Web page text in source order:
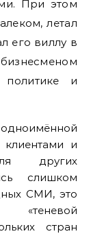
При этом
летал
его виллу в
и
клиентами и
других
слишком
СМИ, это
«теневой
стран